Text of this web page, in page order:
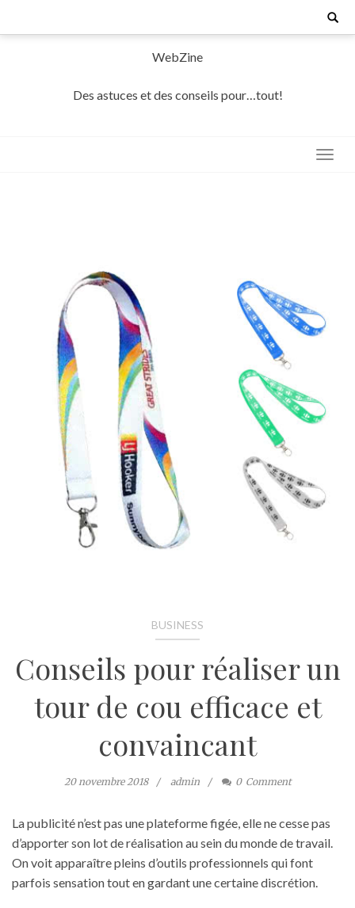
Search
WebZine
Des astuces et des conseils pour…tout!
BUSINESS
Conseils pour réaliser un
tour de cou efficace et
convaincant
20 novembre 2018 admin 0 Comment
La publicité n’est pas une plateforme figée, elle ne cesse pas
d’apporter son lot de réalisation au sein du monde de travail.
On voit apparaître pleins d’outils professionnels qui font
parfois sensation tout en gardant une certaine discrétion.